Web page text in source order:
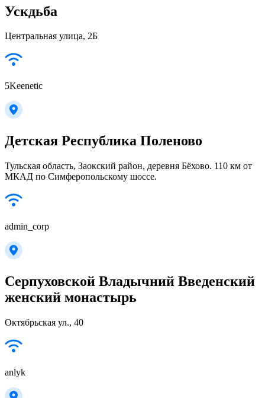
Ускдьба
Центральная улица, 2Б
5Keenetic
Детская Республика Поленово
Тульская область, Заокский район, деревня Бёхово. 110 км от
МКАД по Симферопольскому шоссе.
admin_corp
Серпуховской Владычний Введенский
женский монастырь
Октябрьская ул., 40
anlyk